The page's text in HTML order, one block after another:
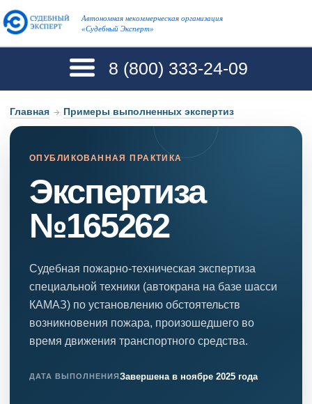
Автономная некоммерческая организация
«Судебный Эксперт»
8 (800) 333-24-09
Главная → Примеры выполненных экспертиз
ОПУБЛИКОВАННАЯ ПРАКТИКА
Экспертиза
№165262
Судебная пожарно-техническая экспертиза
специальной техники (автокрана на базе шасси
КАМАЗ) по установлению обстоятельств
возникновения пожара, произошедшего во
время движения транспортного средства.
ДАТА ВЫПОЛНЕНИЯЗавершена в ноябре 2025 года